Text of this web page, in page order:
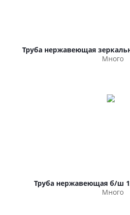
Труба нержавеющая
Много
Труба нержавеющая б/ш
Много